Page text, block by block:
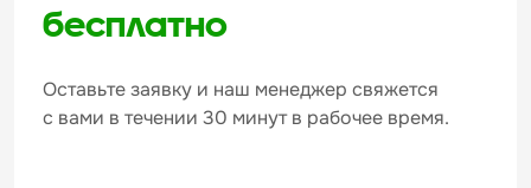
бесплатно
Оставьте заявку и наш менеджер свяжется
с вами в течении 30 минут в рабочее время.